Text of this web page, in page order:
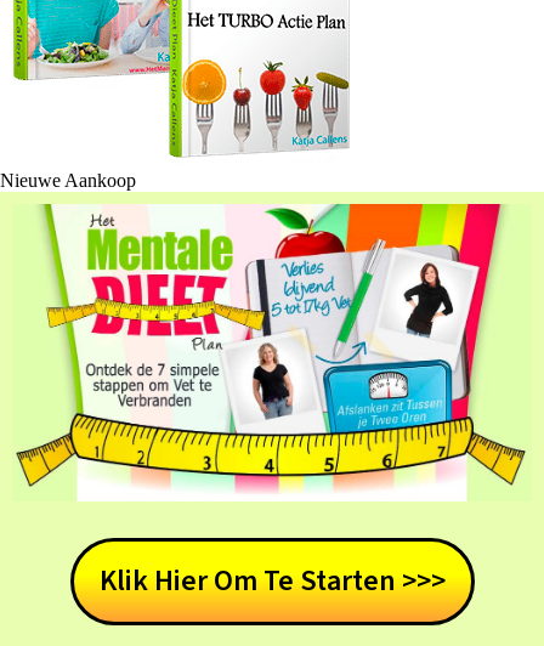
Nieuwe Aankoop
Klik Hier Om Te Starten >>>